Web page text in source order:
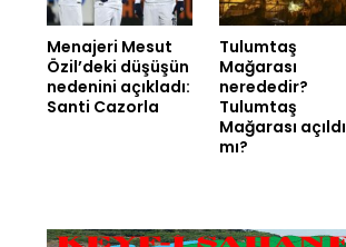
Menajeri Mesut
Özil’deki düşüşün
nedenini açıkladı:
Santi Cazorla
Tulumtaş
Mağarası
nerededir?
Tulumtaş
Mağarası açıldı
mı?